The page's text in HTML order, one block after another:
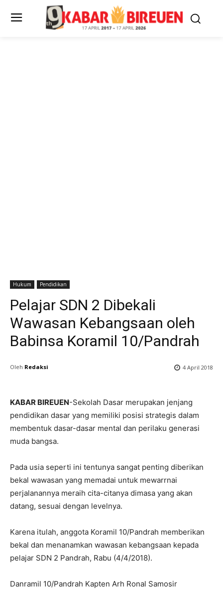
Hukum Pendidikan
Pelajar SDN 2 Dibekali
Wawasan Kebangsaan oleh
Babinsa Koramil 10/Pandrah
Oleh Redaksi 4 April 2018
KABAR BIREUEN-Sekolah Dasar merupakan jenjang
pendidikan dasar yang memiliki posisi strategis dalam
membentuk dasar-dasar mental dan perilaku generasi
muda bangsa.
Pada usia seperti ini tentunya sangat penting diberikan
bekal wawasan yang memadai untuk mewarrnai
perjalanannya meraih cita-citanya dimasa yang akan
datang, sesuai dengan levelnya.
Karena itulah, anggota Koramil 10/Pandrah memberikan
bekal dan menanamkan wawasan kebangsaan kepada
pelajar SDN 2 Pandrah, Rabu (4/4/2018).
Danramil 10/Pandrah Kapten Arh Ronal Samosir